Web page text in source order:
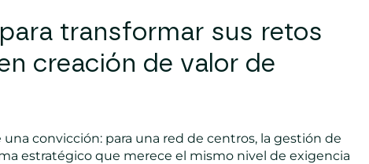
transformar sus retos
creación de valor de
convicción: para una red de centros, la gestión de
estratégico que merece el mismo nivel de exigencia